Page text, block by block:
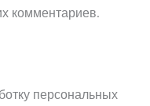
комментариев.
персональных